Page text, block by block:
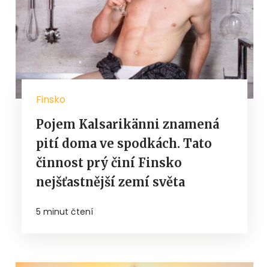
Finsko
Pojem Kalsarikänni znamená
pití doma ve spodkách. Tato
činnost prý činí Finsko
nejšťastnější zemí světa
5 minut čtení